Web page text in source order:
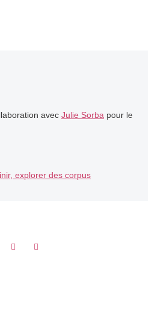
avec Julie Sorba pour le
explorer des corpus
sur Facebook
Partager sur LinkedIn